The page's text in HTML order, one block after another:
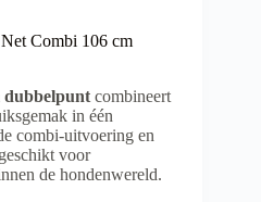
Combi 106 cm
dubbelpunt combineert
in één
combi-uitvoering en
voor
de hondenwereld.